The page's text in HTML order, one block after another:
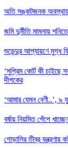
অতি সঙ্কটজনক অবস্থায়
জমি দুর্নীতি মামলায়
শুভেন্দুর আপ্যায়ণে মুগ্ধ
‘সুপ্রিম কোর্ট কী চাইছে
দীপকের
‘আমার যেমন বেণী..’, ৯
বর্ষায় নিয়মিত পেঁপে
গোড়ালির তীব্র যন্ত্রণায়